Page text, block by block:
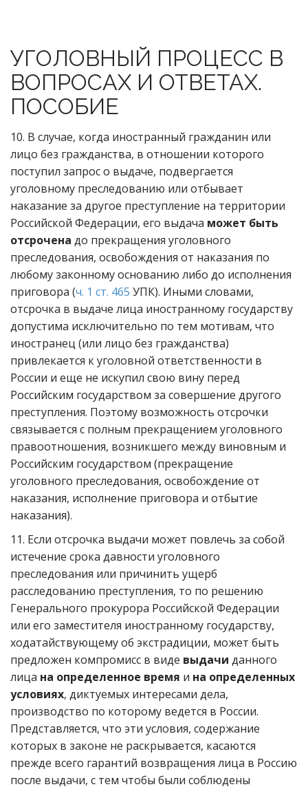
УГОЛОВНЫЙ ПРОЦЕСС В
ВОПРОСАХ И ОТВЕТАХ.
ПОСОБИЕ
10. В случае, когда иностранный гражданин или
лицо без гражданства, в отношении которого
поступил запрос о выдаче, подвергается
уголовному преследованию или отбывает
наказание за другое преступление на территории
Российской Федерации, его выдача может быть
отсрочена до прекращения уголовного
преследования, освобождения от наказания по
любому законному основанию либо до исполнения
приговора (ч. 1 ст. 465 УПК). Иными словами,
отсрочка в выдаче лица иностранному государству
допустима исключительно по тем мотивам, что
иностранец (или лицо без гражданства)
привлекается к уголовной ответственности в
России и еще не искупил свою вину перед
Российским государством за совершение другого
преступления. Поэтому возможность отсрочки
связывается с полным прекращением уголовного
правоотношения, возникшего между виновным и
Российским государством (прекращение
уголовного преследования, освобождение от
наказания, исполнение приговора и отбытие
наказания).
11. Если отсрочка выдачи может повлечь за собой
истечение срока давности уголовного
преследования или причинить ущерб
расследованию преступления, то по решению
Генерального прокурора Российской Федерации
или его заместителя иностранному государству,
ходатайствующему об экстрадиции, может быть
предложен компромисс в виде выдачи данного
лица на определенное время и на определенных
условиях, диктуемых интересами дела,
производство по которому ведется в России.
Представляется, что эти условия, содержание
которых в законе не раскрывается, касаются
прежде всего гарантий возвращения лица в Россию
после выдачи, с тем чтобы были соблюдены